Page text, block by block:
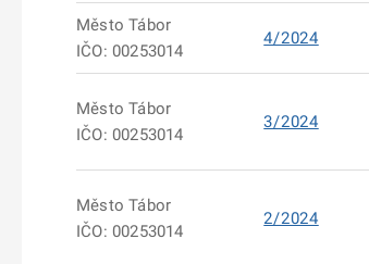
Město Tábor
IČO: 00253014
4/2024
Město Tábor
IČO: 00253014
3/2024
Město Tábor
IČO: 00253014
2/2024